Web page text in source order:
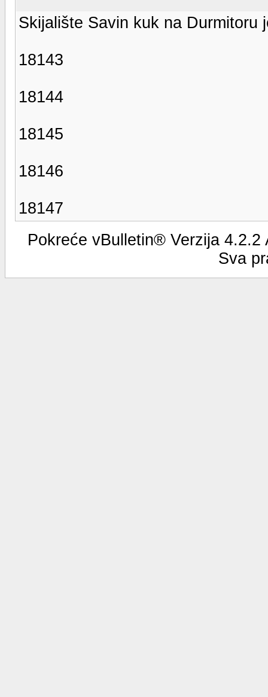
Skijalište Savin kuk na Durmitoru
18143
18144
18145
18146
18147
Pokreće vBulletin® Verzija
Sva